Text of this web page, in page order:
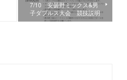
7/10 安曇野ミックス&男
子ダブルス大会 競技説明